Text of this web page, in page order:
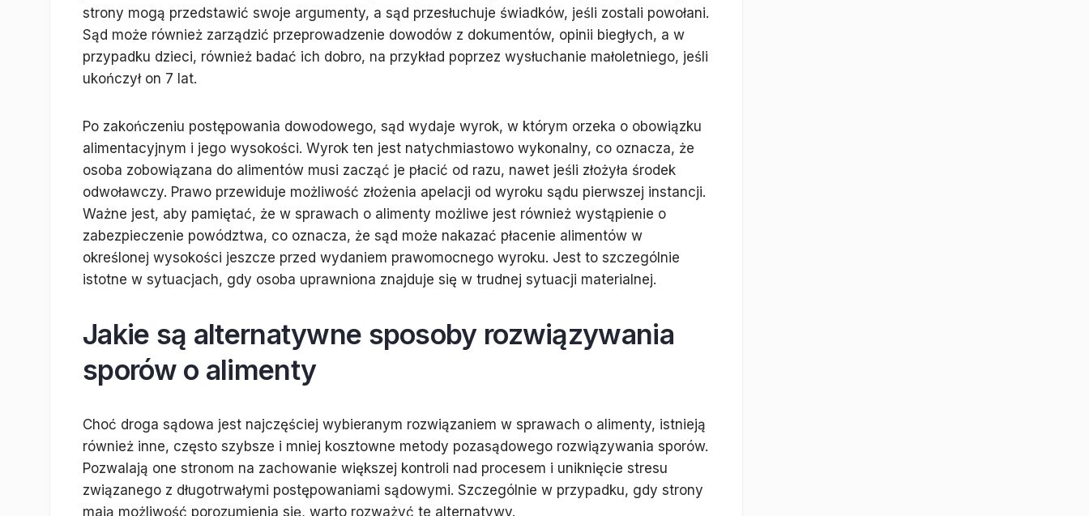
strony mogą przedstawić swoje argumenty, a sąd przesłuchuje świadków, jeśli zostali powołani.
Sąd może również zarządzić przeprowadzenie dowodów z dokumentów, opinii biegłych, a w
przypadku dzieci, również badać ich dobro, na przykład poprzez wysłuchanie małoletniego, jeśli
ukończył on 7 lat.
Po zakończeniu postępowania dowodowego, sąd wydaje wyrok, w którym orzeka o obowiązku
alimentacyjnym i jego wysokości. Wyrok ten jest natychmiastowo wykonalny, co oznacza, że
osoba zobowiązana do alimentów musi zacząć je płacić od razu, nawet jeśli złożyła środek
odwoławczy. Prawo przewiduje możliwość złożenia apelacji od wyroku sądu pierwszej instancji.
Ważne jest, aby pamiętać, że w sprawach o alimenty możliwe jest również wystąpienie o
zabezpieczenie powództwa, co oznacza, że sąd może nakazać płacenie alimentów w
określonej wysokości jeszcze przed wydaniem prawomocnego wyroku. Jest to szczególnie
istotne w sytuacjach, gdy osoba uprawniona znajduje się w trudnej sytuacji materialnej.
Jakie są alternatywne sposoby rozwiązywania
sporów o alimenty
Choć droga sądowa jest najczęściej wybieranym rozwiązaniem w sprawach o alimenty, istnieją
również inne, często szybsze i mniej kosztowne metody pozasądowego rozwiązywania sporów.
Pozwalają one stronom na zachowanie większej kontroli nad procesem i uniknięcie stresu
związanego z długotrwałymi postępowaniami sądowymi. Szczególnie w przypadku, gdy strony
mają możliwość porozumienia się, warto rozważyć te alternatywy.